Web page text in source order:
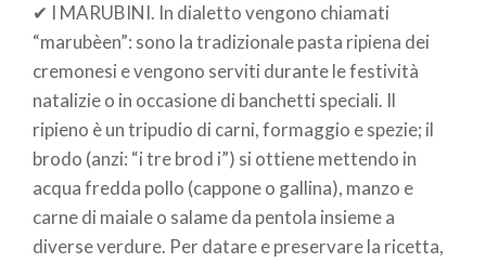
✔ I MARUBINI. In dialetto vengono chiamati
“marubèen”: sono la tradizionale pasta ripiena dei
cremonesi e vengono serviti durante le festività
natalizie o in occasione di banchetti speciali. Il
ripieno è un tripudio di carni, formaggio e spezie; il
brodo (anzi: “i tre brod i”) si ottiene mettendo in
acqua fredda pollo (cappone o gallina), manzo e
carne di maiale o salame da pentola insieme a
diverse verdure. Per datare e preservare la ricetta,